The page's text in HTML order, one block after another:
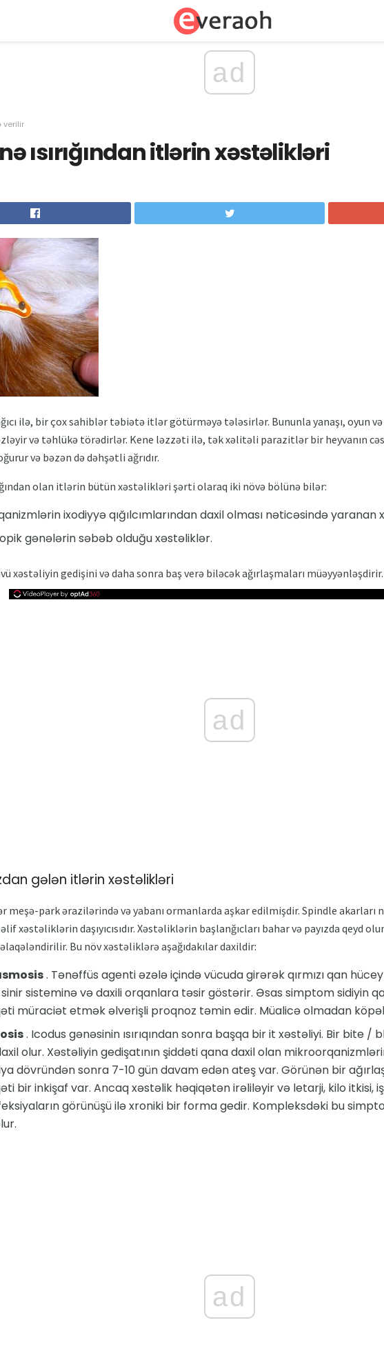
ad
verilir
ısırığından itlərin xəstəlikləri
ilə, bir çox sahiblər təbiətə itlər götürməyə tələsirlər. Bununla yanaşı, oyun və
və təhlükə törədirlər. Kene ləzzəti ilə, tək xəlitəli parazitlər bir heyvanın
və bəzən də dəhşətli ağrıdır.
olan itlərin bütün xəstəlikləri şərti olaraq iki növə bölünə bilər:
ixodiyyə qığılcımlarından daxil olması nəticəsində yaranan
gənələrin səbəb olduğu xəstəliklər.
xəstəliyin gedişini və daha sonra baş verə biləcək ağırlaşmaları müəyyənləşdirir.
ad
gələn itlərin xəstəlikləri
meşə-park ərazilərində və yabanı ormanlarda aşkar edilmişdir. Spindle
xəstəliklərin daşıyıcısıdır. Xəstəliklərin başlanğıcları bahar və payızda qeyd
Bu növ xəstəliklərə aşağıdakılar daxildir:
. Tənəffüs agenti əzələ içində vücuda girərək qırmızı qan
sisteminə və daxili orqanlara təsir göstərir. Əsas simptom sidiyin
müraciət etmək əlverişli proqnoz təmin edir. Müalicə olmadan
. Icodus gənəsinin ısırıqından sonra başqa bir it xəstəliyi. Bir bite /
olur. Xəstəliyin gedişatının şiddəti qana daxil olan
dövründən sonra 7-10 gün davam edən ateş var. Görünən bir
bir inkişaf var. Ancaq xəstəlik həqiqətən irəliləyir və letarji, kilo itkisi,
görünüşü ilə xroniki bir forma gedir. Kompleksdəki bu
ad